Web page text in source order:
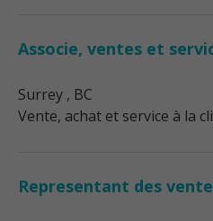
Associe, ventes et
Surrey , BC
Vente, achat et service à la
Representant des